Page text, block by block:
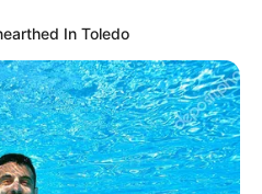
In Toledo